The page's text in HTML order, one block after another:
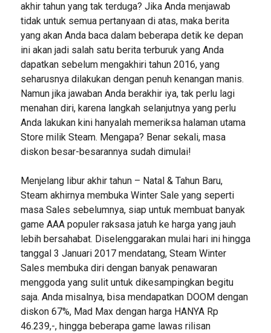
akhir tahun yang tak terduga? Jika Anda menjawab
tidak untuk semua pertanyaan di atas, maka berita
yang akan Anda baca dalam beberapa detik ke depan
ini akan jadi salah satu berita terburuk yang Anda
dapatkan sebelum mengakhiri tahun 2016, yang
seharusnya dilakukan dengan penuh kenangan manis.
Namun jika jawaban Anda berakhir iya, tak perlu lagi
menahan diri, karena langkah selanjutnya yang perlu
Anda lakukan kini hanyalah memeriksa halaman utama
Store milik Steam. Mengapa? Benar sekali, masa
diskon besar-besarannya sudah dimulai!
Menjelang libur akhir tahun – Natal & Tahun Baru,
Steam akhirnya membuka Winter Sale yang seperti
masa Sales sebelumnya, siap untuk membuat banyak
game AAA populer raksasa jatuh ke harga yang jauh
lebih bersahabat. Diselenggarakan mulai hari ini hingga
tanggal 3 Januari 2017 mendatang, Steam Winter
Sales membuka diri dengan banyak penawaran
menggoda yang sulit untuk dikesampingkan begitu
saja. Anda misalnya, bisa mendapatkan DOOM dengan
diskon 67%, Mad Max dengan harga HANYA Rp
46.239,-, hingga beberapa game lawas rilisan